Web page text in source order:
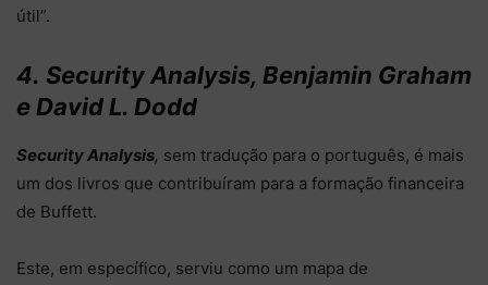
útil”.
4. Security Analysis, Benjamin Graham
e David L. Dodd
Security Analysis, sem tradução para o português, é mais
um dos livros que contribuíram para a formação financeira
de Buffett.
Este, em específico, serviu como um mapa de